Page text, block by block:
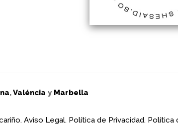
,Valéncia y Marbella
Aviso Legal. Política de Privacidad. Política